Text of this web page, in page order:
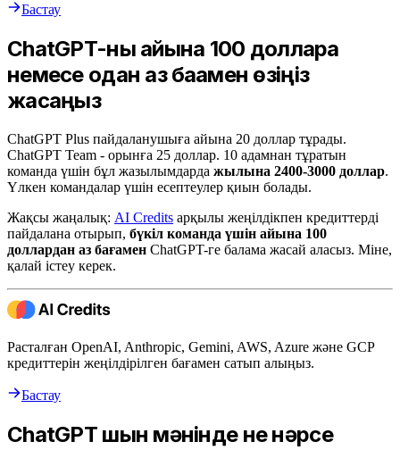
Бастау
ChatGPT-ны айына 100 долларға
немесе одан аз бағамен өзіңіз
жасаңыз
ChatGPT Plus пайдаланушыға айына 20 доллар тұрады.
ChatGPT Team - орынға 25 доллар. 10 адамнан тұратын
команда үшін бұл жазылымдарда жылына 2400-3000 доллар.
Үлкен командалар үшін есептеулер қиын болады.
Жақсы жаңалық: AI Credits арқылы жеңілдікпен кредиттерді
пайдалана отырып, бүкіл команда үшін айына 100
доллардан аз бағамен ChatGPT-ге балама жасай аласыз. Міне,
қалай істеу керек.
Расталған OpenAI, Anthropic, Gemini, AWS, Azure және GCP
кредиттерін жеңілдірілген бағамен сатып алыңыз.
Бастау
ChatGPT шын мәнінде не нәрсе